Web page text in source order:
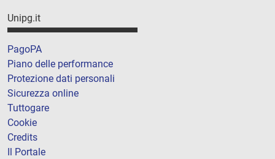
Unipg.it
PagoPA
Piano delle performance
Protezione dati personali
Sicurezza online
Tuttogare
Cookie
Credits
Il Portale